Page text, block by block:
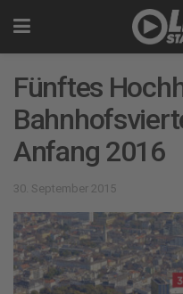
Fünftes
Anfang 2016
30. September 2015